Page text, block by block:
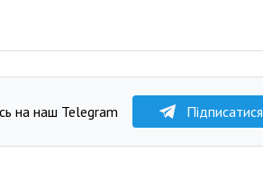
на наш Telegram Підписатися